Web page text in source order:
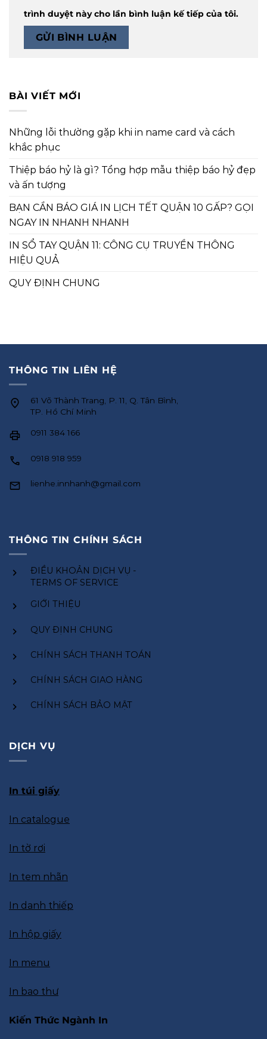
trình duyệt này cho lần bình luận kế tiếp của tôi.
BÀI VIẾT MỚI
Những lỗi thường gặp khi in name card và cách
khắc phục
Thiệp báo hỷ là gì? Tổng hợp mẫu thiệp báo hỷ đẹp
và ấn tượng
BẠN CẦN BÁO GIÁ IN LỊCH TẾT QUẬN 10 GẤP? GỌI
NGAY IN NHANH NHANH
IN SỔ TAY QUẬN 11: CÔNG CỤ TRUYỀN THÔNG
HIỆU QUẢ
QUY ĐỊNH CHUNG
THÔNG TIN LIÊN HỆ
61 Võ Thành Trang, P. 11, Q. Tân Bình,
TP. Hồ Chí Minh
0911 384 166
0918 918 959
lienhe.innhanh@gmail.com
THÔNG TIN CHÍNH SÁCH
ĐIỀU KHOẢN DỊCH VỤ -
TERMS OF SERVICE
GIỚI THIỆU
QUY ĐỊNH CHUNG
CHÍNH SÁCH THANH TOÁN
CHÍNH SÁCH GIAO HÀNG
CHÍNH SÁCH BẢO MẬT
DỊCH VỤ
In túi giấy
In catalogue
In tờ rơi
In tem nhãn
In danh thiếp
In hộp giấy
In menu
In bao thư
Kiến Thức Ngành In